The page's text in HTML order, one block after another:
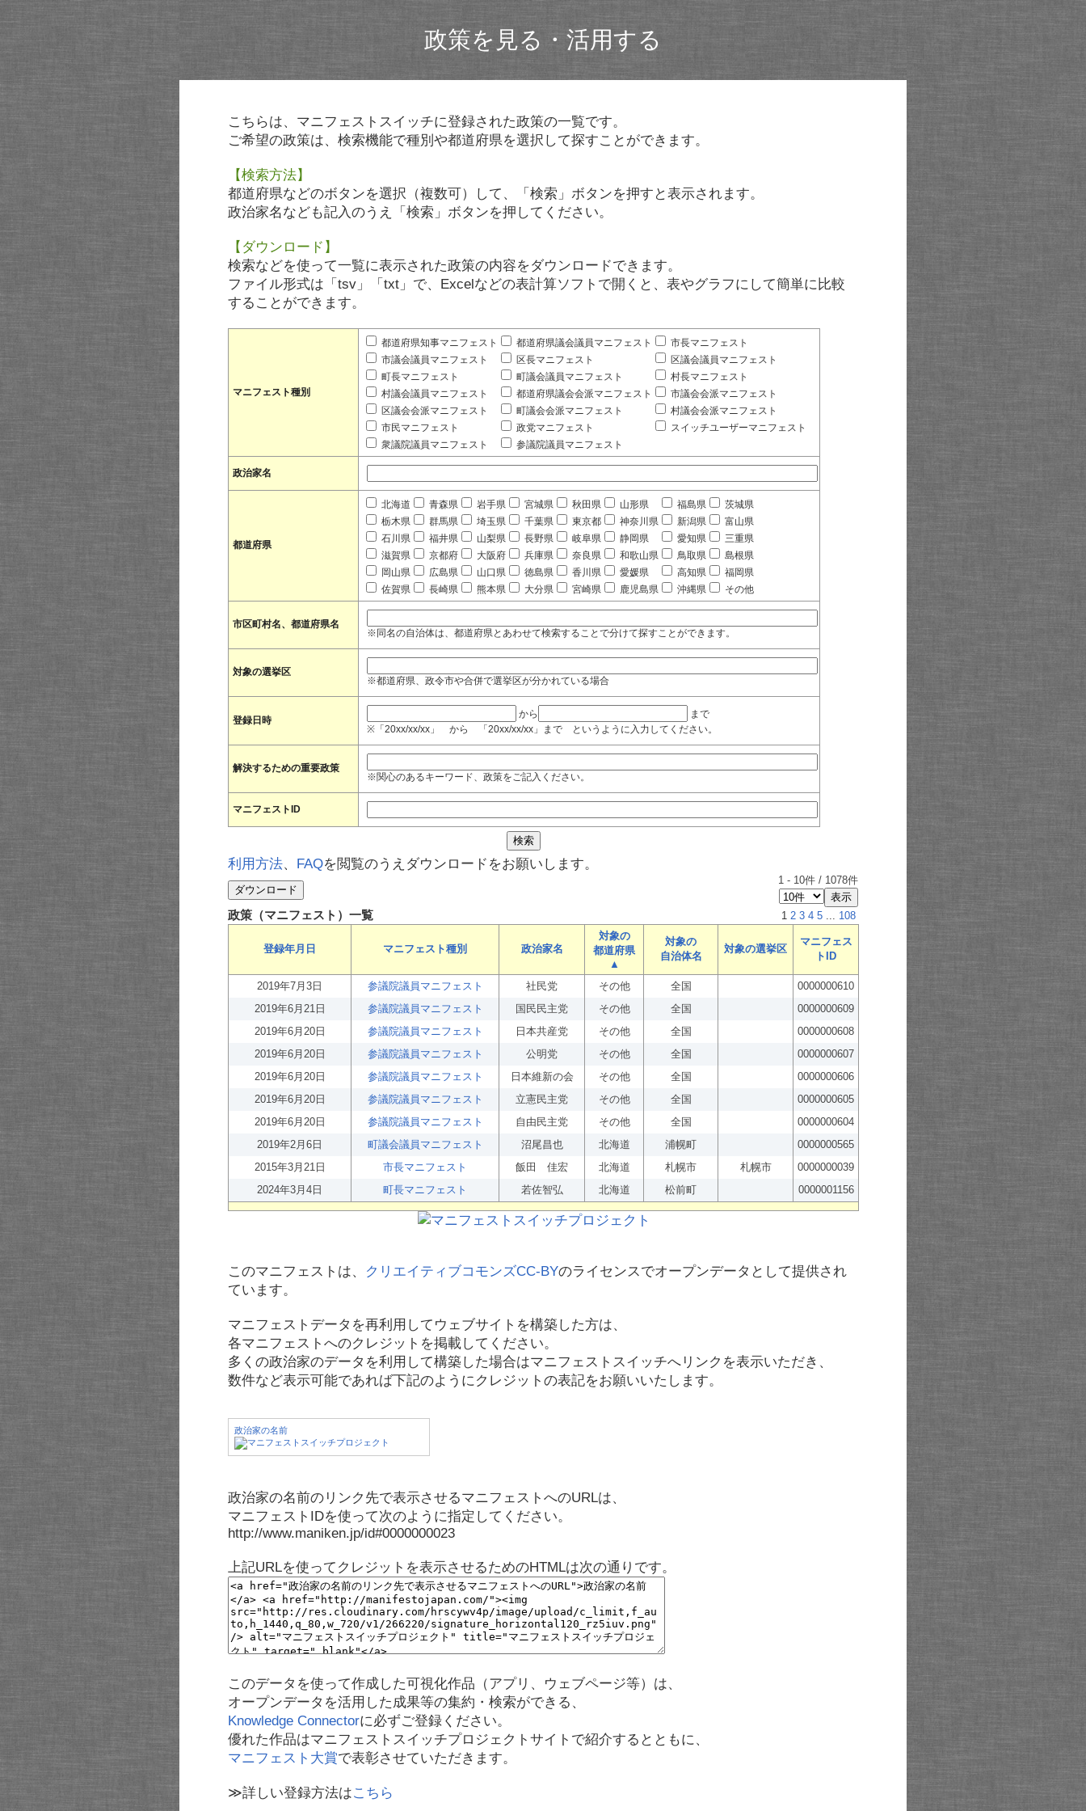
政策を見る・活用する
こちらは、マニフェストスイッチに登録された政策の一覧です。
ご希望の政策は、検索機能で種別や都道府県を選択して探すことができます。
【検索方法】
都道府県などのボタンを選択（複数可）して、「検索」ボタンを押すと表示されます。
政治家名なども記入のうえ「検索」ボタンを押してください。
【ダウンロード】
検索などを使って一覧に表示された政策の内容をダウンロードできます。
ファイル形式は「tsv」「txt」で、Excelなどの表計算ソフトで開くと、表やグラフにして簡単に比較
することができます。
マニフェスト種別
都道府県知事マニフェスト 都道府県議会議員マニフェスト
市長マニフェスト
市議会議員マニフェスト
区長マニフェスト
区議会議員マニフェスト
町長マニフェスト
町議会議員マニフェスト
村長マニフェスト
村議会議員マニフェスト
都道府県議会会派マニフェスト
市議会会派マニフェスト
区議会会派マニフェスト
町議会会派マニフェスト
村議会会派マニフェスト
市民マニフェスト
政党マニフェスト
スイッチユーザーマニフェスト
衆議院議員マニフェスト
参議院議員マニフェスト
政治家名
都道府県
北海道 青森県 岩手県 宮城県 秋田県 山形県 福島県
茨城県
栃木県
群馬県 埼玉県 千葉県 東京都 神奈川県 新潟県
富山県
石川県
福井県 山梨県 長野県 岐阜県 静岡県 愛知県
三重県
滋賀県
京都府 大阪府 兵庫県 奈良県 和歌山県 鳥取県
島根県
岡山県
広島県 山口県 徳島県 香川県 愛媛県 高知県
福岡県
佐賀県
長崎県 熊本県 大分県 宮崎県 鹿児島県 沖縄県 その他
市区町村名、都道府県名
※同名の自治体は、都道府県とあわせて検索することで分けて探すことができます。
対象の選挙区
※都道府県、政令市や合併で選挙区が分かれている場合
登録日時
から
まで
※「20xx/xx/xx」 から 「20xx/xx/xx」まで というように入力してください。
解決するための重要政策
※関心のあるキーワード、政策をご記入ください。
マニフェストID
利用方法、 FAQを閲覧のうえダウンロードをお願いします。
1 - 10件 / 1078件
政策（マニフェスト）一覧 1 2 3 4 5 ... 108
登録年月日 マニフェスト種別 政治家名
対象の
都道府県
▲
対象の
自治体名
対象の選挙区
マニフェス
トID
2019年7月3日 参議院議員マニフェスト 社民党 その他 全国
0000000610
2019年6月21日
参議院議員マニフェスト 国民民主党 その他 全国
0000000609
2019年6月20日
参議院議員マニフェスト 日本共産党 その他 全国
0000000608
2019年6月20日
参議院議員マニフェスト 公明党 その他 全国
0000000607
2019年6月20日
参議院議員マニフェスト 日本維新の会 その他 全国
0000000606
2019年6月20日
参議院議員マニフェスト 立憲民主党 その他 全国
0000000605
2019年6月20日
参議院議員マニフェスト 自由民主党 その他 全国
0000000604
2019年2月6日
町議会議員マニフェスト 沼尾昌也 北海道 浦幌町
0000000565
2015年3月21日
市長マニフェスト 飯田 佳宏 北海道 札幌市 札幌市
0000000039
2024年3月4日
町長マニフェスト 若佐智弘 北海道 松前町 0000001156
このマニフェストは、 クリエイティブコモンズCC-BYのライセンスでオープンデータとして提供され
ています。
マニフェストデータを再利用してウェブサイトを構築した方は、
各マニフェストへのクレジットを掲載してください。
多くの政治家のデータを利用して構築した場合はマニフェストスイッチへリンクを表示いただき、
数件など表示可能であれば下記のようにクレジットの表記をお願いいたします。
政治家の名前
政治家の名前のリンク先で表示させるマニフェストへのURLは、
マニフェストIDを使って次のように指定してください。
http://www.maniken.jp/id#0000000023
上記URLを使ってクレジットを表示させるためのHTMLは次の通りです。
このデータを使って作成した可視化作品（アプリ、ウェブページ等）は、
オープンデータを活用した成果等の集約・検索ができる、
Knowledge Connectorに必ずご登録ください。
優れた作品はマニフェストスイッチプロジェクトサイトで紹介するとともに、
マニフェスト大賞で表彰させていただきます。
≫詳しい登録方法はこちら